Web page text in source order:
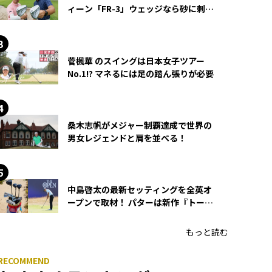
ィーン「FR-3」ウェッジなら砂に刺さ
菅楓華 のスイングは日本女子ツアー
No.1!? マネるには足の踏ん張りが必要
桑木志帆がメジャー制覇達成で世界の
男女レジェンドと肩を並べる！
中島啓太の最新セッティングを全英オ
ープンで取材！ パターは新作『トーチ
もっと読む